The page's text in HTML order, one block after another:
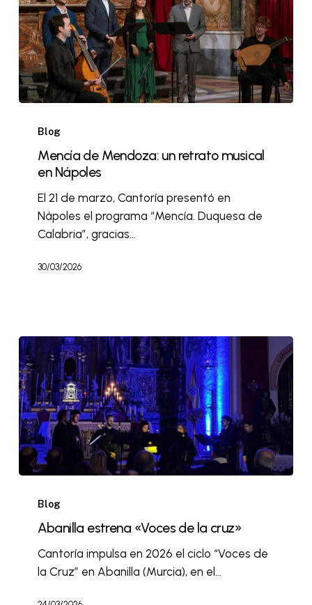
Blog
Mencía de Mendoza: un retrato musical
en Nápoles
El 21 de marzo, Cantoría presentó en
Nápoles el programa “Mencía. Duquesa de
Calabria”, gracias…
30/03/2026
Blog
Abanilla estrena «Voces de la cruz»
Cantoría impulsa en 2026 el ciclo “Voces de
la Cruz” en Abanilla (Murcia), en el…